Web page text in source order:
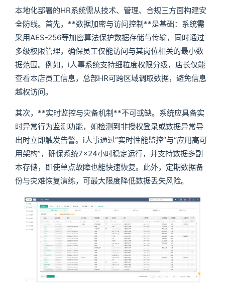
本地化部署的HR系统需从技术、管理、合规三方面构建安
全防线。首先，**数据加密与访问控制**是基础：系统需
采用AES-256等加密算法保护数据存储与传输，同时通过
多级权限管理，确保员工仅能访问与其岗位相关的最小数
据范围。例如，i人事系统支持细粒度权限分级，店长仅能
查看本店员工信息，总部HR可跨区域调取数据，避免信息
越权访问。
其次，**实时监控与灾备机制**不可或缺。系统应具备实
时异常行为监测功能，如检测到非授权登录或数据异常导
出时立即触发告警。i人事通过“实时性能监控”与“应用高可
用架构”，确保系统7×24小时稳定运行，并支持数据多副
本存储，即使单点故障也能快速恢复。此外，定期数据备
份与灾难恢复演练，可最大限度降低数据丢失风险。